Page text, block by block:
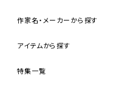
作家名・メーカーから探す
アイテムから探す
特集一覧